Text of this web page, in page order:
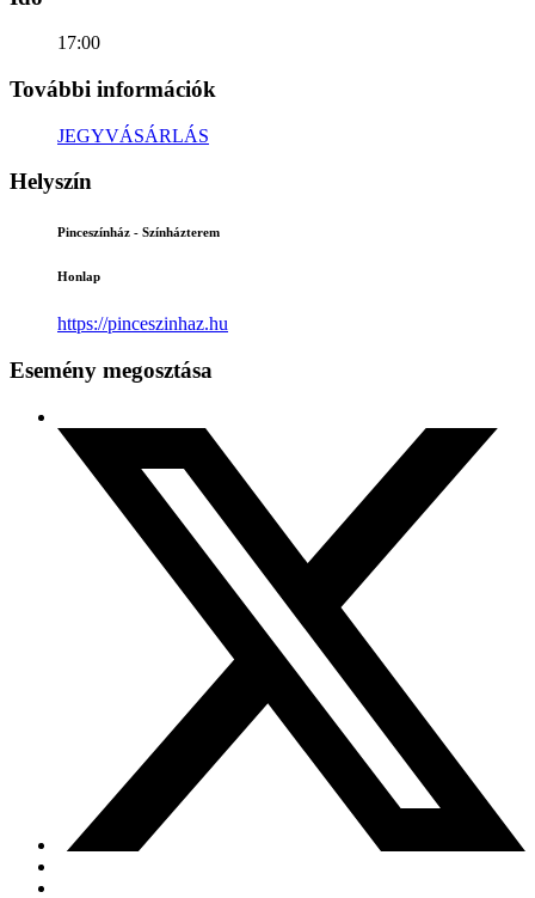
17:00
További információk
JEGYVÁSÁRLÁS
Helyszín
Pinceszínház - Színházterem
Honlap
https://pinceszinhaz.hu
Esemény megosztása